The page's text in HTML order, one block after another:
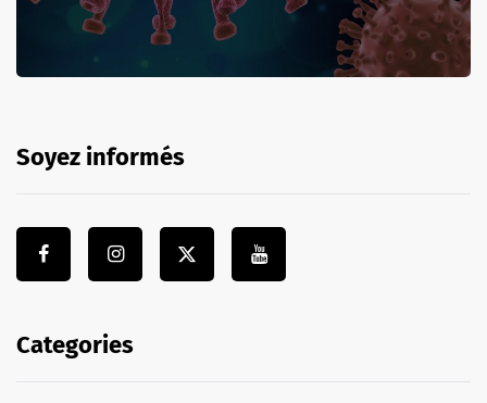
Soyez informés
Categories